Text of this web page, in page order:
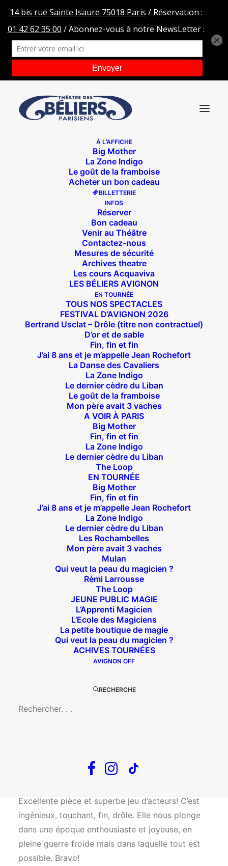
À L’AFFICHE
Big Mother
La Zone Indigo
Le goût de la framboise
Acheter un bon cadeau
BILLETTERIE
INFOS
Réserver
Bon cadeau
Venir au Théâtre
Contactez-nous
Mesures de sécurité
Archives theatre
Les cours Acquaviva
LES BÉLIERS AVIGNON
EN TOURNÉE
TOUS NOS SPECTACLES
FESTIVAL D’AVIGNON 2026
Bertrand Usclat – Drôle (titre non contractuel)
D’or et de sable
Fin, fin et fin
J’ai 8 ans et je m’appelle Jean Rochefort
La Danse des Cavaliers
La Zone Indigo
Le dernier cèdre du Liban
Le goût de la framboise
Mon père avait 3 vaches
A VOIR À PARIS
Big Mother
Fin, fin et fin
La Zone Indigo
Le dernier cèdre du Liban
The Loop
EN TOURNÉE
Big Mother
Fin, fin et fin
J’ai 8 ans et je m’appelle Jean Rochefort
La Zone Indigo
Le dernier cèdre du Liban
Les Rochambelles
Mon père avait 3 vaches
Mulan
Qui veut la peau du magicien ?
Rémi Larrousse
The Loop
JEUNE PUBLIC MAGIE
L’Apprenti Magicien
L’Ecole des Magiciens
La petite boutique de magie
Qui veut la peau du magicien ?
ACHIVES TOURNÉES
AVIGNON OFF
RECHERCHE
SPECTACLE
ACTUELLEMENT EN
TOURNÉE
-> VOIR LES DATES <-
14 COMMENTAIRES
Commenter
Selon l’Histoire de votre Pièce que je n’ai pas
encore vu, je trouve l’idée géniale de ce jeune
homme qui à priori mène une vie sans réel
intérêt, mais qui grâce à un Professeur talentueux
pressent le talent de ce jeune Pizzaloio à qui il va
offrir le rêve de sa vie consistant à se passionner
à vouloir vivre dans les astres ce qui lui sera
possible, cela signifie qu’il faut croire dans son
destin et ne jamais cesser de rêver d’atteindre
ses objectifs……Claude PUGNOTTI (ancien
Avocat Pénaliste, Ancien Chargé de Cours à La
Sorbonne, modeste Ecrivain spécialisé dans la
littérature Judiciaire (lire L’AVEUE SUSPECT chez
exceptionnelle dans la vie d’un Avocat Pénaliste)
….BRAVO A VOUS TOUS…….
Excellente pièce et superbe jeu d’acteurs! C’est
ingénieux, touchant, fin, drôle. Elle nous plonge
dans une époque enthousiaste et joyeuse, en
pleine guerre froide mais dans laquelle tout est
possible. Bravo!